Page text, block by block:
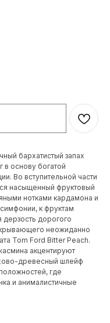
бархатистый запах
в основу богатой
Во вступительной части
насыщенный фруктовый
нотками кардамона и
к фруктам
дерзость дорогого
неожиданно
Tom Ford Bitter Peach.
акцентируют
древесный шлейф
где
и анималистичные